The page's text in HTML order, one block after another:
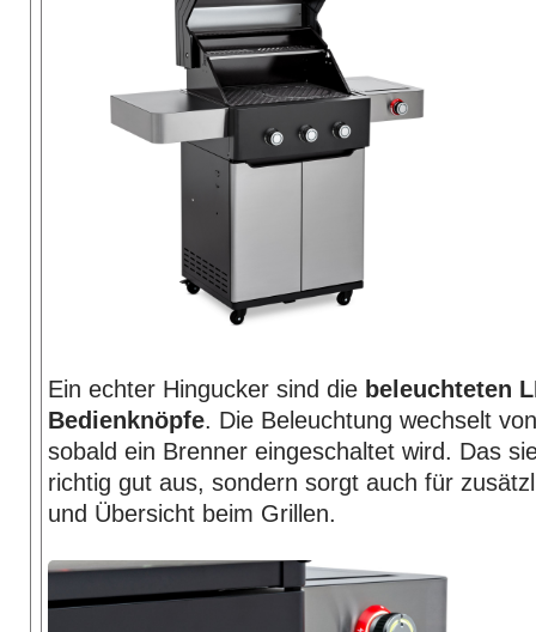
Ein echter Hingucker sind die beleuchteten
Bedienknöpfe. Die Beleuchtung wechselt
sobald ein Brenner eingeschaltet wird. Das
richtig gut aus, sondern sorgt auch für
und Übersicht beim Grillen.